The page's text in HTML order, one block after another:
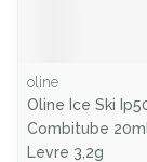
oline
Oline Ice Ski
Combitube
Levre 3,2g